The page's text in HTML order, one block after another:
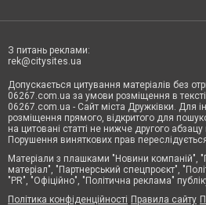
З питань реклами:
rek@citysites.ua
Допускається цитування матеріалів без
06267.com.ua за умови розміщення в
06267.com.ua - Сайт міста Дружківки. Для
розміщення прямого, відкритого для
на цитовані статті не нижче другого абзацу
Порушення виняткових прав
Матеріали з плашками "Новини компаній",
матеріал", "Партнерський спецпроєкт",
"PR", "Офіційно", "Політична реклама"
Політика конфіденційності Правила сайту